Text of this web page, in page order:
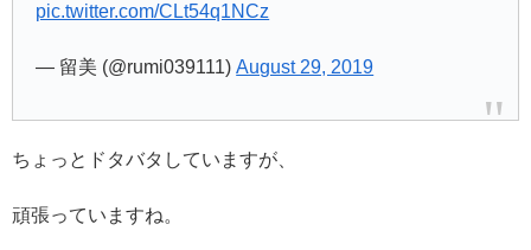
pic.twitter.com/CLt54q1NCz
— 留美 (@rumi039111)August 29, 2019
ちょっとドタバタしていますが、
頑張っていますね。